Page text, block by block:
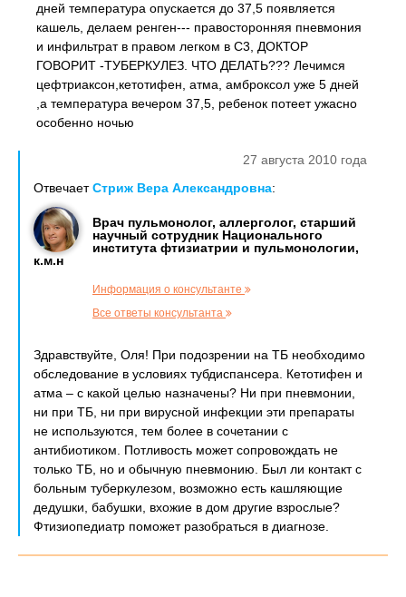
дней температура опускается до 37,5 появляется
кашель, делаем ренген--- правосторонняя пневмония
и инфильтрат в правом легком в С3, ДОКТОР
ГОВОРИТ -ТУБЕРКУЛЕЗ. ЧТО ДЕЛАТЬ??? Лечимся
цефтриаксон,кетотифен, атма, амброксол уже 5 дней
,а температура вечером 37,5, ребенок потеет ужасно
особенно ночью
27 августа 2010 года
ОтвечаетСтриж Вера Александровна:
Врач пульмонолог, аллерголог, старший
научный сотрудник Национального
института фтизиатрии и пульмонологии,
к.м.н
Информация о консультанте
Все ответы консультанта
Здравствуйте, Оля! При подозрении на ТБ необходимо
обследование в условиях тубдиспансера. Кетотифен и
атма – с какой целью назначены? Ни при пневмонии,
ни при ТБ, ни при вирусной инфекции эти препараты
не используются, тем более в сочетании с
антибиотиком. Потливость может сопровождать не
только ТБ, но и обычную пневмонию. Был ли контакт с
больным туберкулезом, возможно есть кашляющие
дедушки, бабушки, вхожие в дом другие взрослые?
Фтизиопедиатр поможет разобраться в диагнозе.